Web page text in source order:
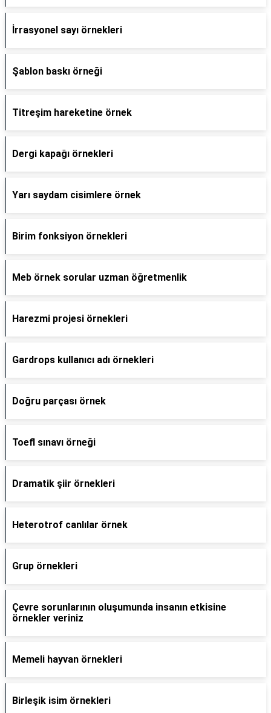
İrrasyonel sayı örnekleri
Şablon baskı örneği
Titreşim hareketine örnek
Dergi kapağı örnekleri
Yarı saydam cisimlere örnek
Birim fonksiyon örnekleri
Meb örnek sorular uzman öğretmenlik
Harezmi projesi örnekleri
Gardrops kullanıcı adı örnekleri
Doğru parçası örnek
Toefl sınavı örneği
Dramatik şiir örnekleri
Heterotrof canlılar örnek
Grup örnekleri
Çevre sorunlarının oluşumunda insanın etkisine
örnekler veriniz
Memeli hayvan örnekleri
Birleşik isim örnekleri